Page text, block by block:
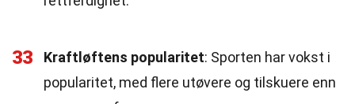
33 Kraftløftens popularitet: Sporten har vokst i
popularitet, med flere utøvere og tilskuere enn